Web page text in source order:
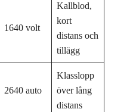
1640 volt
Kallblod,
kort
distans och
tillägg
2640 auto
Klasslopp
över lång
distans